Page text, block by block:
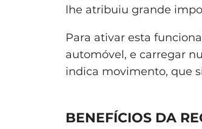
lhe atribuiu grande
Para ativar esta
automóvel, e carregar
indica movimento, que
BENEFÍCIOS DA